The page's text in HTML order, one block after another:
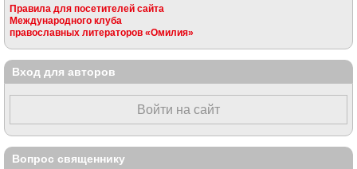
Правила для посетителей сайта
Международного клуба
православных литераторов «Омилия»
Вход для авторов
Войти на сайт
Вопрос священнику